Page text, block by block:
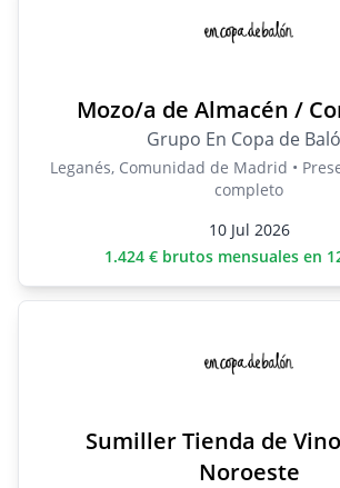
Mozo/a de Almacén /
Grupo En Copa de
Leganés, Comunidad de Madrid •
completo
10 Jul 2026
1.424 € brutos mensuales en
Sumiller Tienda de
Noroeste